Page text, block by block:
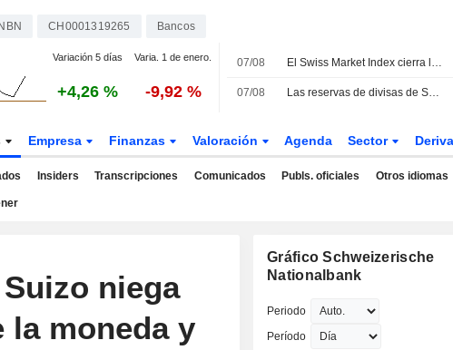
CH0001319265 Bancos
Variación 5 días Varia. 1 de enero.
+4,26 % -9,92 %
07/08 El Swiss Market Index cierra la semana al alza; Amrize se desploma
07/08 Las reservas de divisas de Suiza aumentaron en julio
Empresa Finanzas Valoración Agenda Sector
Insiders Transcripciones Comunicados Publs. oficiales Otros idiomas
niega
la moneda y
Gráfico Schweizerische
Nationalbank
Periodo
Período